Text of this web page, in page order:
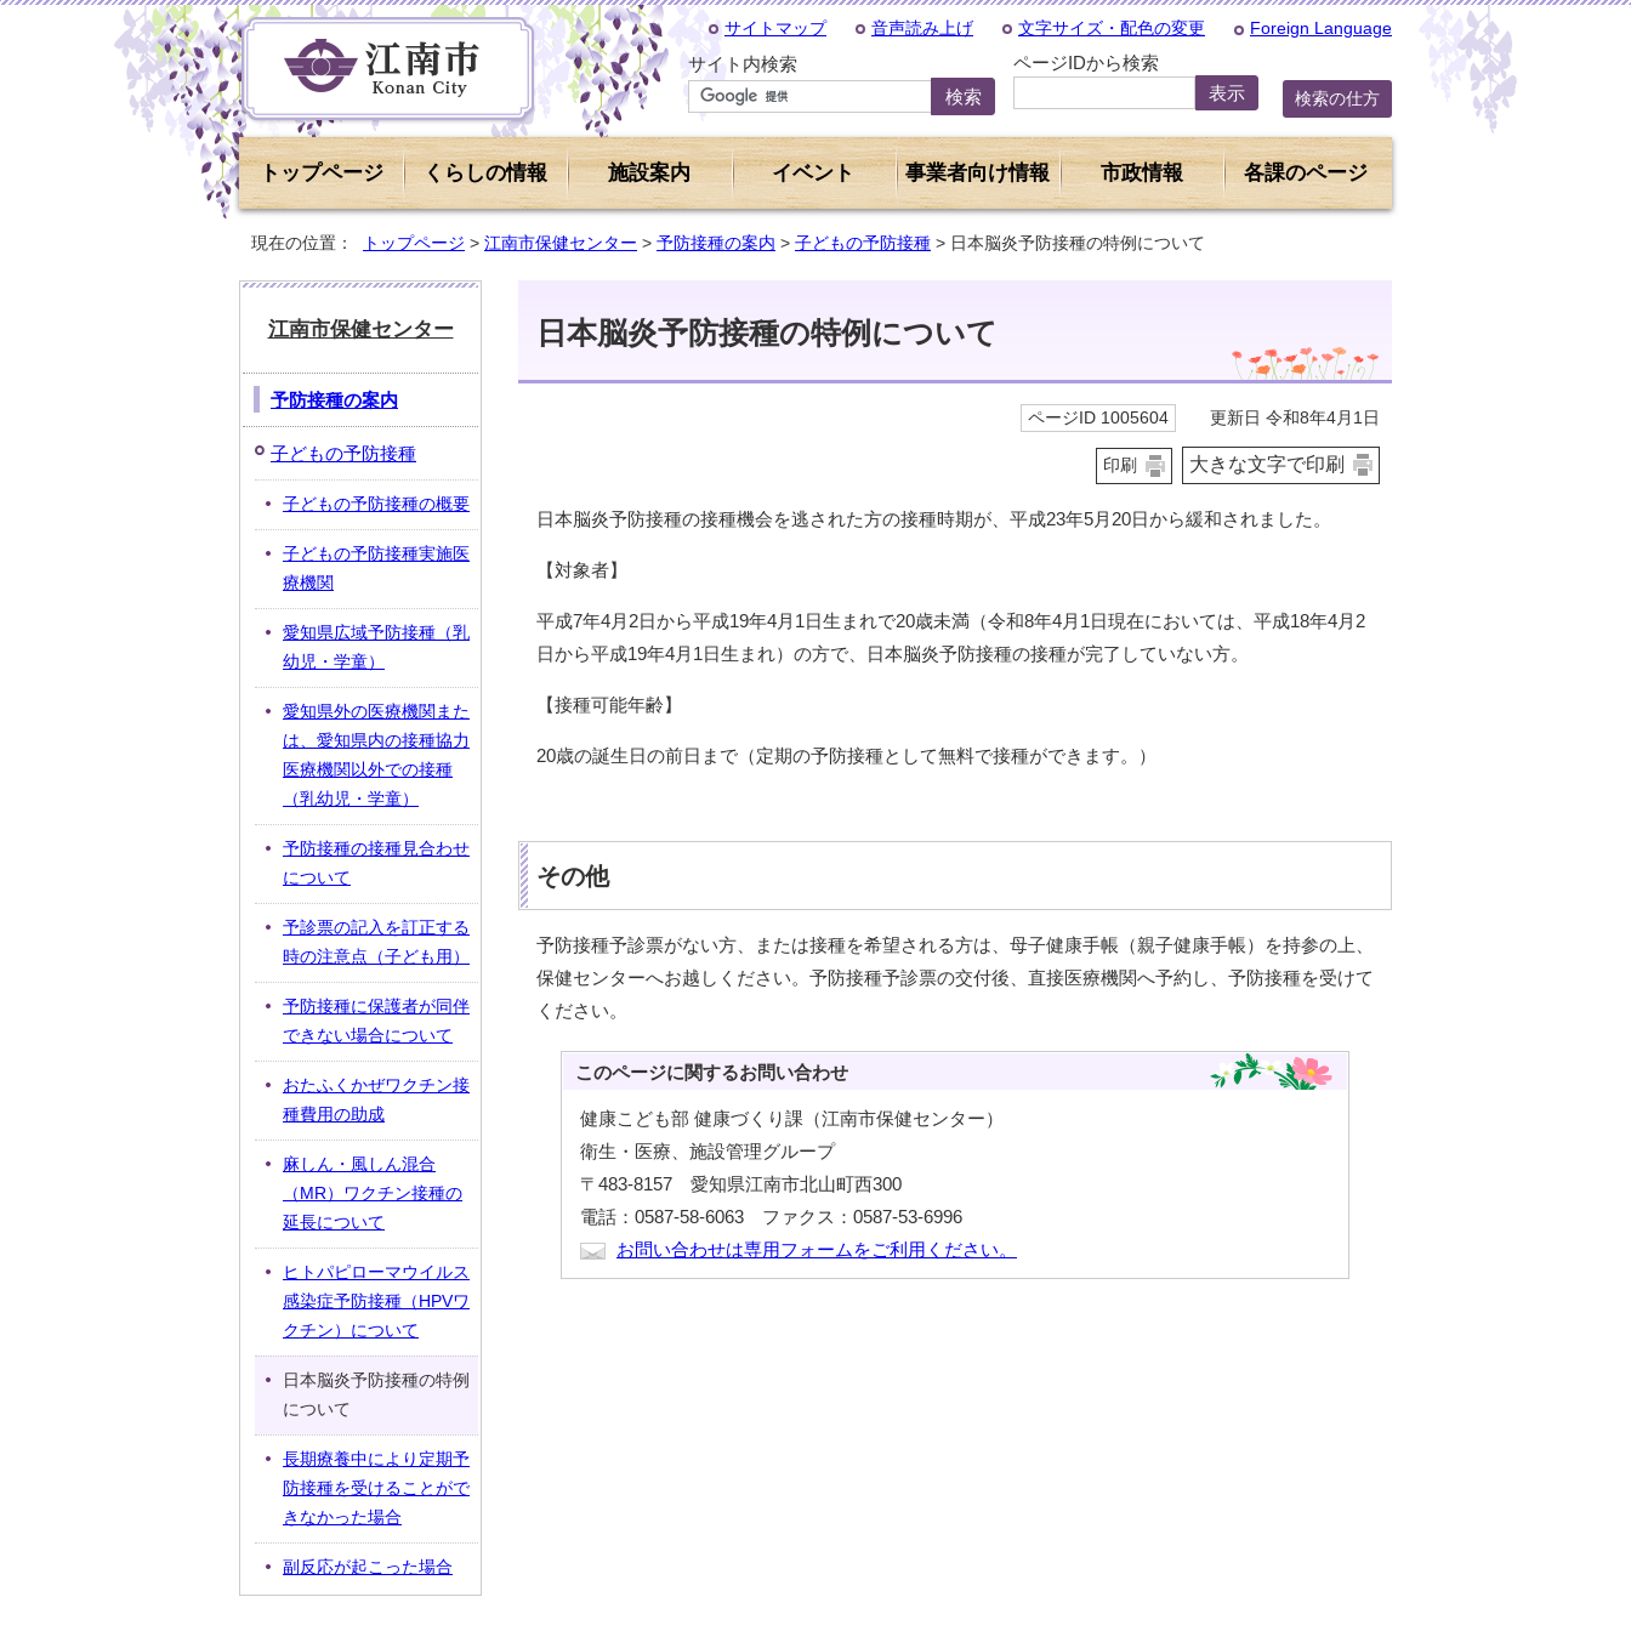
サイトマップ 音声読み上げ 文字サイズ・配色の変更 Foreign Language
サイト内検索 ページIDから検索
検索の仕方
トップページ くらしの情報 施設案内 イベント 事業者向け情報 市政情報 各課のページ
現在の位置： トップページ > 江南市保健センター > 予防接種の案内 > 子どもの予防接種 > 日本脳炎予防接種の特例について
日本脳炎予防接種の特例について
ページID 1005604 更新日 令和8年4月1日
印刷 大きな文字で印刷
日本脳炎予防接種の接種機会を逃された方の接種時期が、平成23年5月20日から緩和されました。
【対象者】
平成7年4月2日から平成19年4月1日生まれで20歳未満（令和8年4月1日現在においては、平成18年4月2
日から平成19年4月1日生まれ）の方で、日本脳炎予防接種の接種が完了していない方。
【接種可能年齢】
20歳の誕生日の前日まで（定期の予防接種として無料で接種ができます。）
その他
予防接種予診票がない方、または接種を希望される方は、母子健康手帳（親子健康手帳）を持参の上、
保健センターへお越しください。予防接種予診票の交付後、直接医療機関へ予約し、予防接種を受けて
ください。
このページに関するお問い合わせ
健康こども部 健康づくり課（江南市保健センター）
衛生・医療、施設管理グループ
〒483-8157 愛知県江南市北山町西300
電話：0587-58-6063 ファクス：0587-53-6996
お問い合わせは専用フォームをご利用ください。
江南市保健センター
予防接種の案内
子どもの予防接種
子どもの予防接種の概要
子どもの予防接種実施医
療機関
愛知県広域予防接種（乳
幼児・学童）
愛知県外の医療機関また
は、愛知県内の接種協力
医療機関以外での接種
（乳幼児・学童）
予防接種の接種見合わせ
について
予診票の記入を訂正する
時の注意点（子ども用）
予防接種に保護者が同伴
できない場合について
おたふくかぜワクチン接
種費用の助成
麻しん・風しん混合
（MR）ワクチン接種の
延長について
ヒトパピローマウイルス
感染症予防接種（HPVワ
クチン）について
日本脳炎予防接種の特例
について
長期療養中により定期予
防接種を受けることがで
きなかった場合
副反応が起こった場合